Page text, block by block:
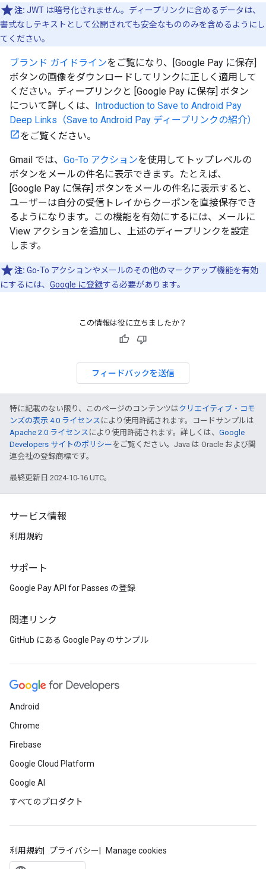
注: JWT は暗号化されません。ディープリンクに含めるデータは、
書式なしテキストとして公開されても安全なもののみを含めるようにし
てください。
ブランド ガイドラインをご覧になり、[Google Pay に保存]
ボタンの画像をダウンロードしてリンクに正しく適用して
ください。ディープリンクと [Google Pay に保存] ボタン
について詳しくは、 Introduction to Save to Android Pay
Deep Links（Save to Android Pay ディープリンクの紹介）
をご覧ください。
Gmail では、 Go-To アクションを使用してトップレベルの
ボタンをメールの件名に表示できます。たとえば、
[Google Pay に保存] ボタンをメールの件名に表示すると、
ユーザーは自分の受信トレイからクーポンを直接保存でき
るようになります。この機能を有効にするには、メールに
View アクションを追加し、上述のディープリンクを設定
します。
注: Go-To アクションやメールのその他のマークアップ機能を有効
にするには、 Google に登録する必要があります。
この情報は役に立ちましたか？
フィードバックを送信
特に記載のない限り、このページのコンテンツはクリエイティブ・コモ
ンズの表示 4.0 ライセンス により使用許諾されます。コードサンプルは
Apache 2.0 ライセンス により使用許諾されます。詳しくは、 Google
Developers サイトのポリシー をご覧ください。Java は Oracle および関
連会社の登録商標です。
最終更新日 2024-10-16 UTC。
サービス情報
利用規約
サポート
Google Pay API for Passes の登録
関連リンク
GitHub にある Google Pay のサンプル
Android
Chrome
Firebase
Google Cloud Platform
Google AI
すべてのプロダクト
利用規約 プライバシー Manage cookies